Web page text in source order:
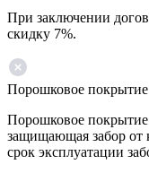
При заключении
скидку 7%.
Порошковое
Порошковое покрытие
защищающая забор от
срок эксплуатации